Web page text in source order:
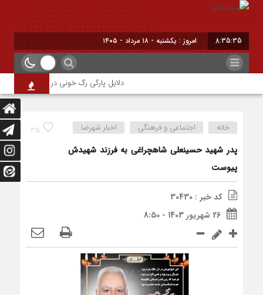
8:35:35 امروز : یکشنبه - ۱۸ مرداد - ۱۴۰۵
دلایل پارگی رگ خونی در چشم/ چه موقع
35 خانه اجتماعی و فرهنگی اخبار شهرضا
پدر شهید حسینعلی شاهچراغی به فرزند شهیدش
پیوست
کد خبر : 30430
26 شهریور 1403 - 8:50